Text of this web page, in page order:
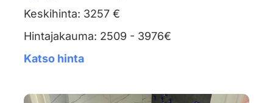
Keskihinta: 3257 €
Hintajakauma: 2509 - 3976€
Katso hinta